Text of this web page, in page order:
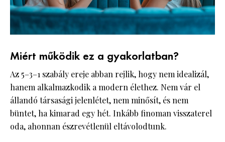
Miért működik ez a gyakorlatban?
Az 5–3–1 szabály ereje abban rejlik, hogy nem idealizál,
hanem alkalmazkodik a modern élethez. Nem vár el
állandó társasági jelenlétet, nem minősít, és nem
büntet, ha kimarad egy hét. Inkább finoman visszaterel
oda, ahonnan észrevétlenül eltávolodtunk.